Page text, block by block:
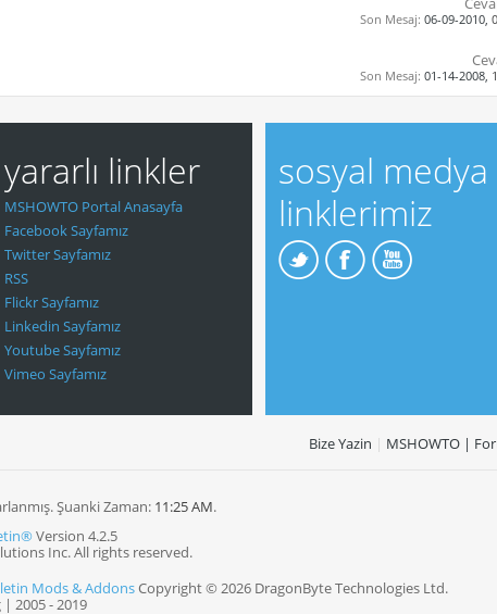
Son Mesaj: 06-09-2010,
Son Mesaj: 01-14-2008,
yararlı linkler
MSHOWTO Portal Anasayfa
Facebook Sayfamız
Twitter Sayfamız
RSS
Flickr Sayfamız
Linkedin Sayfamız
Youtube Sayfamız
Vimeo Sayfamız
sosyal medya
linklerimiz
Bize Yazin | MSHOWTO |
Şuanki Zaman: 11:25 AM.
Version 4.2.5
Inc. All rights reserved.
Mods & AddonsCopyright © 2026 DragonByte Technologies Ltd.
2005 - 2019